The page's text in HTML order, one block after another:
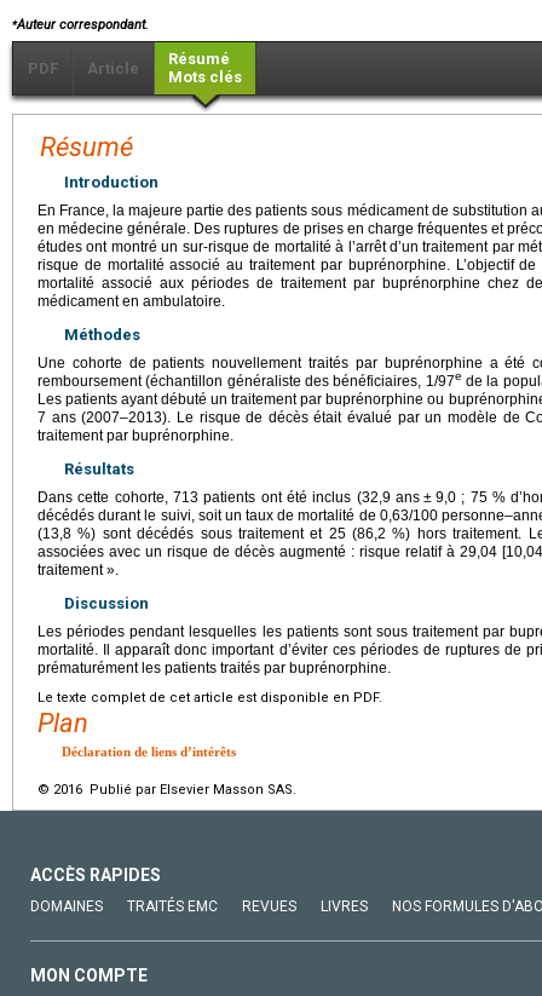
⁎Auteur correspondant.
PDF Article
Résumé
Mots clés
Résumé
Introduction
En France, la majeure partie des patients sous médicament de substitution
en médecine générale. Des ruptures de prises en charge fréquentes et
études ont montré un sur-risque de mortalité à l’arrêt d’un traitement par
risque de mortalité associé au traitement par buprénorphine. L’objectif
mortalité associé aux périodes de traitement par buprénorphine chez
médicament en ambulatoire.
Méthodes
Une cohorte de patients nouvellement traités par buprénorphine a été
remboursement (échantillon généraliste des bénéficiaires, 1/97e de la
Les patients ayant débuté un traitement par buprénorphine ou
7 ans (2007–2013). Le risque de décès était évalué par un modèle de
traitement par buprénorphine.
Résultats
Dans cette cohorte, 713 patients ont été inclus (32,9 ans ± 9,0 ; 75 %
décédés durant le suivi, soit un taux de mortalité de 0,63/100
(13,8 %) sont décédés sous traitement et 25 (86,2 %) hors traitement.
associées avec un risque de décès augmenté : risque relatif à 29,04
traitement ».
Discussion
Les périodes pendant lesquelles les patients sont sous traitement par
mortalité. Il apparaît donc important d’éviter ces périodes de ruptures de
prématurément les patients traités par buprénorphine.
Le texte complet de cet article est disponible en PDF.
Plan
Déclaration de liens d’intérêts
© 2016 Publié par Elsevier Masson SAS.
ACCÈS RAPIDES
DOMAINES TRAITÉS EMC REVUES LIVRES NOS FORMULES
MON COMPTE